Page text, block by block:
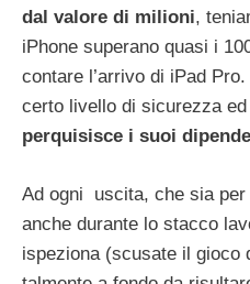
dal valore di milioni,
iPhone superano quasi i
contare l’arrivo di iPad
certo livello di sicurezza
perquisisce i suoi
Ad ogni uscita, che sia per
anche durante lo stacco
ispeziona (scusate il gioco